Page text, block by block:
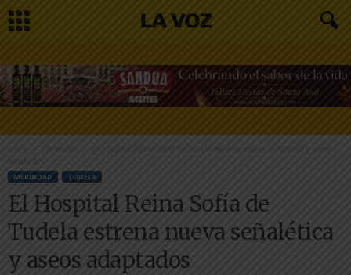
Inicio
El Hospital Reina Sofía de Tudela estrena nueva señalética y aseos
adaptados
MERINDAD TUDELA
El Hospital Reina Sofía de
Tudela estrena nueva señalética
y aseos adaptados